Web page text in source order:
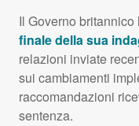
Il Governo
finale della sua
relazioni inviate
sui cambiamenti
raccomandazioni
sentenza.